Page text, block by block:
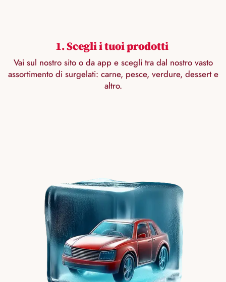
1. Scegli i tuoi prodotti
Vai sul nostro sito o da app e scegli tra dal nostro vasto
assortimento di surgelati: carne, pesce, verdure, dessert e
altro.